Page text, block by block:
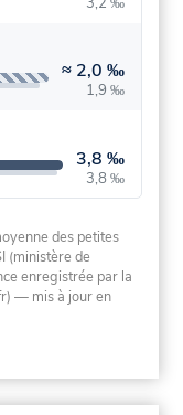
≈ 2,0 ‰
1,9 ‰
3,8 ‰
3,8 ‰
des petites
(ministère de
enregistrée par la
— mis à jour en